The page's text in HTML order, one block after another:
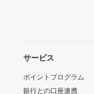
サービス
ポイントプログラム
銀行との口座連携